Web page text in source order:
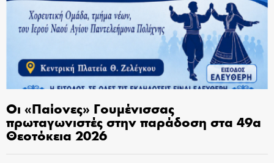
Οι «Παίονες» Γουμένισσας
πρωταγωνιστές στην παράδοση στα 49α
Θεοτόκεια 2026